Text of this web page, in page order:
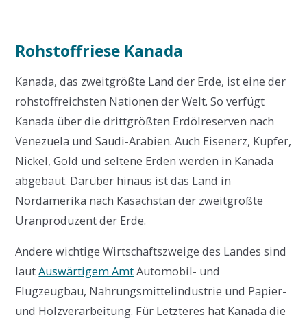
Rohstoffriese Kanada
Kanada, das zweitgrößte Land der Erde, ist eine der
rohstoffreichsten Nationen der Welt. So verfügt
Kanada über die drittgrößten Erdölreserven nach
Venezuela und Saudi-Arabien. Auch Eisenerz, Kupfer,
Nickel, Gold und seltene Erden werden in Kanada
abgebaut. Darüber hinaus ist das Land in
Nordamerika nach Kasachstan der zweitgrößte
Uranproduzent der Erde.
Andere wichtige Wirtschaftszweige des Landes sind
lautAuswärtigem AmtAutomobil- und
Flugzeugbau, Nahrungsmittelindustrie und Papier-
und Holzverarbeitung. Für Letzteres hat Kanada die